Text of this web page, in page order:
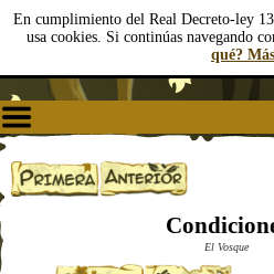
En cumplimiento del Real Decreto-ley
usa cookies. Si continúas navegando
qué?
El Vosque